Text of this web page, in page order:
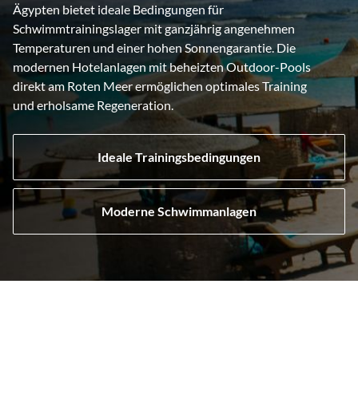
Ägypten bietet ideale Bedingungen für
Schwimmtrainingslager mit ganzjährig angenehmen
Temperaturen und einer hohen Sonnengarantie. Die
modernen Hotelanlagen mit beheizten Outdoor-Pools
direkt am Roten Meer ermöglichen optimales Training
und erholsame Regeneration.
Ideale Trainingsbedingungen
Moderne Schwimmanlagen